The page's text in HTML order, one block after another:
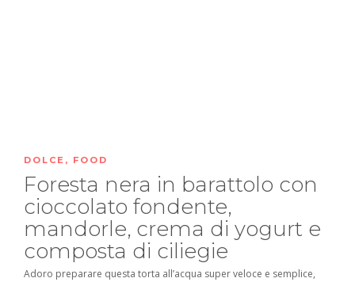
DOLCE , FOOD
Foresta nera in barattolo con
cioccolato fondente,
mandorle, crema di yogurt e
composta di ciliegie
Adoro preparare questa torta all’acqua super veloce e semplice,